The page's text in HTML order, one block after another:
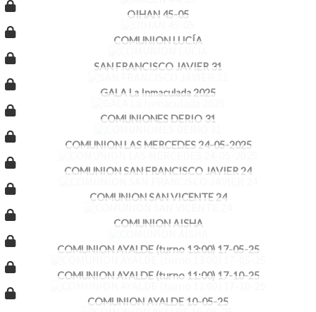
OIHAN 45-05
COMUNION LUCÍA
SAN FRANCISCO JAVIER 31
GALA La Inmaculada 2025
COMUNIONES DERIO 31
COMUNION LAS MERCEDES 24-05-2025
COMUNION SAN FRANCISCO JAVIER 24
COMUNION SAN VICENTE 24
COMUNION AISHA
COMUNION AYALDE (turno 13:00) 17-05-25
COMUNION AYALDE (turno 11:00) 17-10-25
COMUNION AYALDE 10-05-25